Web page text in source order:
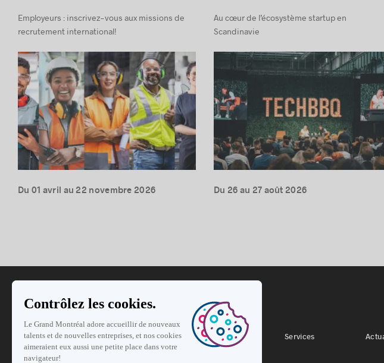
Employeurs : inscrivez-vous aux missions de
recrutement international!
Du 01 avril au 22 novembre 2026
Au cœur de l’écosystème startup en
Scandinavie
Du 26 au 27 août 2026
Services